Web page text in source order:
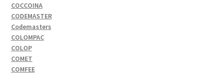
COCCOINA
CODEMASTER
Codemasters
COLOMPAC
COLOP
COMET
COMFEE